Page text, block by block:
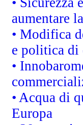
aumentare
• Modifica
e politica di
•
• Acqua di
Europa